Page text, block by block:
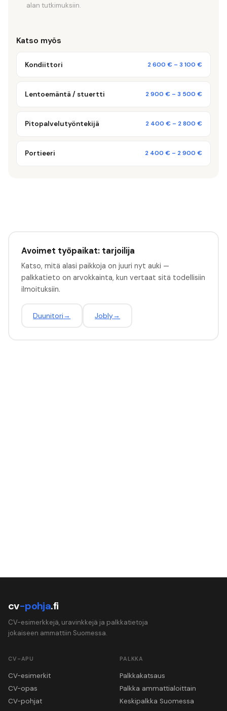
alan tutkimuksiin.
Katso myös
Kondiittori 2 600 € – 3 100 €
Lentoemäntä / stuertti 2 900 € – 3 500 €
Pitopalvelutyöntekijä 2 400 € – 2 800 €
Portieeri 2 400 € – 2 900 €
Avoimet työpaikat: tarjoilija
Katso, mitä alasi paikkoja on juuri nyt auki —
palkkatieto on arvokkainta, kun vertaat sitä todellisiin
ilmoituksiin.
Duunitori→ Jobly→
cv-pohja.fi
CV-esimerkkejä, uravinkkejä ja palkkatietoja
jokaiseen ammattiin Suomessa.
CV-APU
CV-esimerkit
CV-opas
CV-pohjat
PALKKA
Palkkakatsaus
Palkka ammattialoittain
Keskipalkka Suomessa